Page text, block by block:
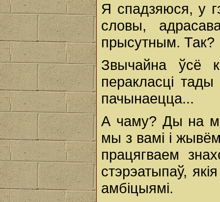
Я спадзяюся, у
словы,
прысутным. Так?
Звычайна ўсё
перакласці
пачынаецца...
А чаму? Ды на
мы з вамі і
працягваем
стэрэатыпаў,
амбіцыямі.